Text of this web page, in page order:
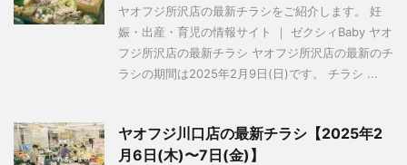
ヤオフジ所沢店の最新チラシをご紹介します。 妊
娠・出産・育児の情報サイト ｜ ゼクシィBaby ヤオ
フジ所沢店の最新チラシ ヤオフジ所沢店の最新のチ
ラシの期間は2025年2月9日(日)です。 チラシ ...
ヤオフジ川口店の最新チラシ【2025年2
月6日(木)〜7日(金)】